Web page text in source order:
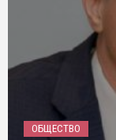
ОБЩЕСТВО